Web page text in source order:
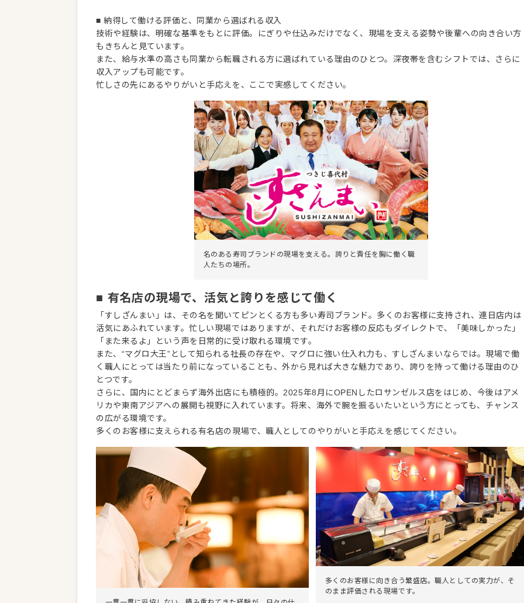
■ 納得して働ける評価と、同業から選ばれる収入
技術や経験は、明確な基準をもとに評価。にぎりや仕込みだけでなく、現場を支える姿勢や後輩への向き合い方
もきちんと見ています。
また、給与水準の高さも同業から転職される方に選ばれている理由のひとつ。深夜帯を含むシフトでは、さらに
収入アップも可能です。
忙しさの先にあるやりがいと手応えを、ここで実感してください。
名のある寿司ブランドの現場を支える。誇りと責任を胸に働く職
人たちの場所。
■ 有名店の現場で、活気と誇りを感じて働く
「すしざんまい」は、その名を聞いてピンとくる方も多い寿司ブランド。多くのお客様に支持され、連日店内は
活気にあふれています。忙しい現場ではありますが、それだけお客様の反応もダイレクトで、「美味しかった」
「また来るよ」という声を日常的に受け取れる環境です。
また、“マグロ大王”として知られる社長の存在や、マグロに強い仕入れ力も、すしざんまいならでは。現場で働
く職人にとっては当たり前になっていることも、外から見れば大きな魅力であり、誇りを持って働ける理由のひ
とつです。
さらに、国内にとどまらず海外出店にも積極的。2025年8月にOPENしたロサンゼルス店をはじめ、今後はアメ
リカや東南アジアへの展開も視野に入れています。将来、海外で腕を振るいたいという方にとっても、チャンス
の広がる環境です。
多くのお客様に支えられる有名店の現場で、職人としてのやりがいと手応えを感じてください。
多くのお客様に向き合う繁盛店。職人としての実力が、そ
のまま評価される現場です。